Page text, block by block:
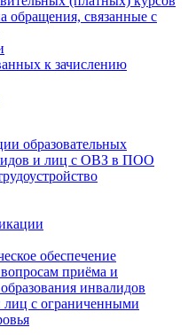
обращения, связанные с
к зачислению
образовательных
и лиц с ОВЗ в ПОО
обеспечение
приёма и
инвалидов
лиц с ограниченными